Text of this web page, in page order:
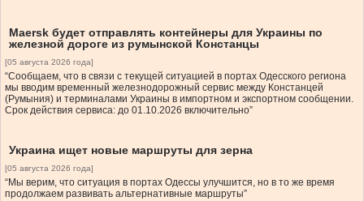
Maersk будет отправлять контейнеры для Украины по
железной дороге из румынской Констанцы
[05 августа 2026 года]
“Сообщаем, что в связи с текущей ситуацией в портах Одесского региона
мы вводим временный железнодорожный сервис между Констанцей
(Румыния) и терминалами Украины в импортном и экспортном сообщении.
Срок действия сервиса: до 01.10.2026 включительно”
Украина ищет новые маршруты для зерна
[05 августа 2026 года]
“Мы верим, что ситуация в портах Одессы улучшится, но в то же время
продолжаем развивать альтернативные маршруты”